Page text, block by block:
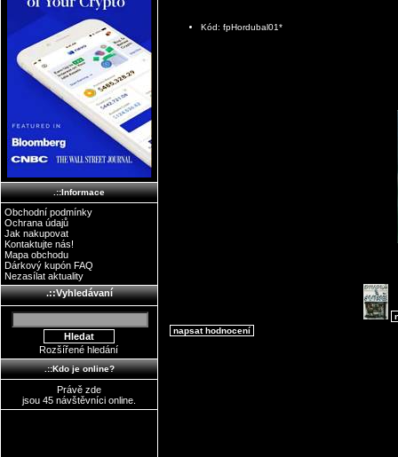
.::Informace
Obchodní podmínky
Ochrana údajů
Jak nakupovat
Kontaktujte nás!
Mapa obchodu
Dárkový kupón FAQ
Nezasílat aktuality
.::Vyhledávaní
Rozšířené hledání
.::Kdo je online?
Právě zde
jsou 45 návštěvníci online.
Kód: fpHordubal01*
napsat hodnocení